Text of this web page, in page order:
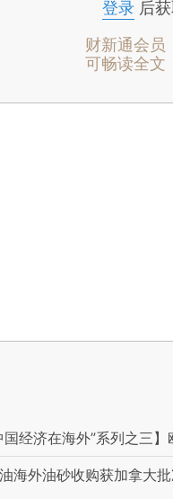
登录后获
财新通会员
可畅读全文
经济在海外”系列之三】
海外油砂收购获加拿大